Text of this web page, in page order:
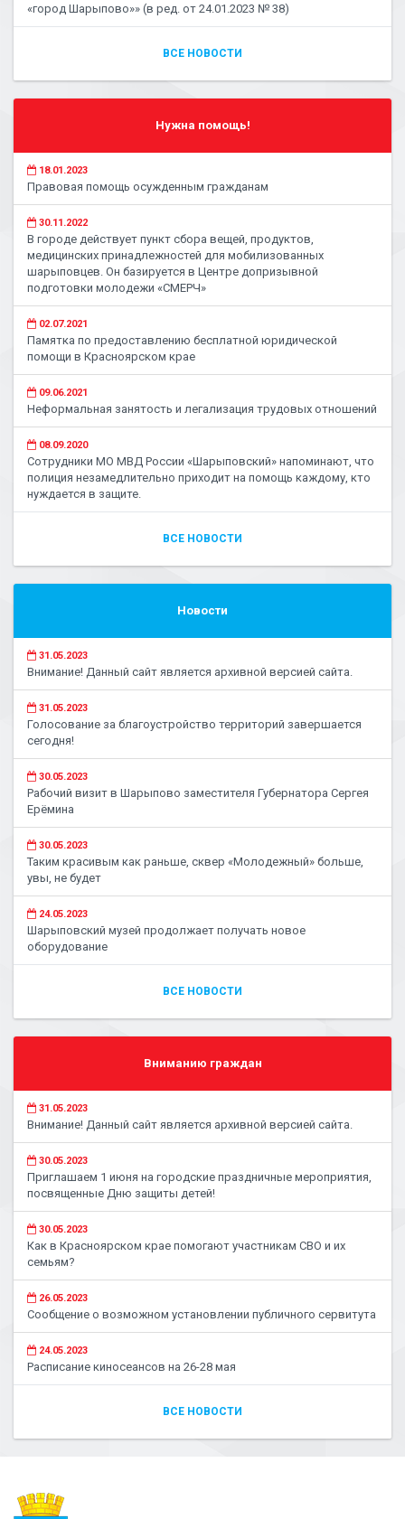
«город Шарыпово»» (в ред. от 24.01.2023 № 38)
ВСЕ НОВОСТИ
Нужна помощь!
18.01.2023
Правовая помощь осужденным гражданам
30.11.2022
В городе действует пункт сбора вещей, продуктов,
медицинских принадлежностей для мобилизованных
шарыповцев. Он базируется в Центре допризывной
подготовки молодежи «СМЕРЧ»
02.07.2021
Памятка по предоставлению бесплатной юридической
помощи в Красноярском крае
09.06.2021
Неформальная занятость и легализация трудовых отношений
08.09.2020
Сотрудники МО МВД России «Шарыповский» напоминают, что
полиция незамедлительно приходит на помощь каждому, кто
нуждается в защите.
ВСЕ НОВОСТИ
Новости
31.05.2023
Внимание! Данный сайт является архивной версией сайта.
31.05.2023
Голосование за благоустройство территорий завершается
сегодня!
30.05.2023
Рабочий визит в Шарыпово заместителя Губернатора Сергея
Ерёмина
30.05.2023
Таким красивым как раньше, сквер «Молодежный» больше,
увы, не будет
24.05.2023
Шарыповский музей продолжает получать новое
оборудование
ВСЕ НОВОСТИ
Вниманию граждан
31.05.2023
Внимание! Данный сайт является архивной версией сайта.
30.05.2023
Приглашаем 1 июня на городские праздничные мероприятия,
посвященные Дню защиты детей!
30.05.2023
Как в Красноярском крае помогают участникам СВО и их
семьям?
26.05.2023
Сообщение о возможном установлении публичного сервитута
24.05.2023
Расписание киносеансов на 26-28 мая
ВСЕ НОВОСТИ